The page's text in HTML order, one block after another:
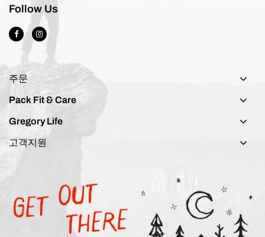
Follow Us
주문
Pack Fit & Care
Gregory Life
고객지원